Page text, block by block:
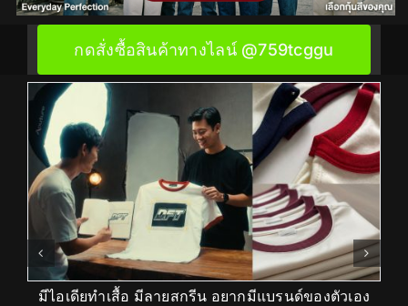
กดสั่งซื้อสินค้าทางไลน์ @759tcggu
มีไอเดียทำเสื้อ มีลายสกรีน อยากมีแบรนด์ของตัวเอง